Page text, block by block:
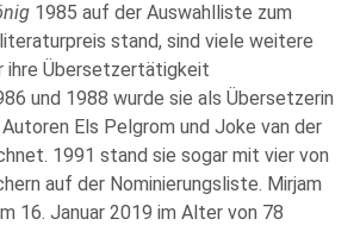
1985 auf der Auswahlliste zum
stand, sind viele weitere
ihre Übersetzertätigkeit
und 1988 wurde sie als Übersetzerin
Els Pelgrom und Joke van der
1991 stand sie sogar mit vier von
auf der Nominierungsliste. Mirjam
16. Januar 2019 im Alter von 78